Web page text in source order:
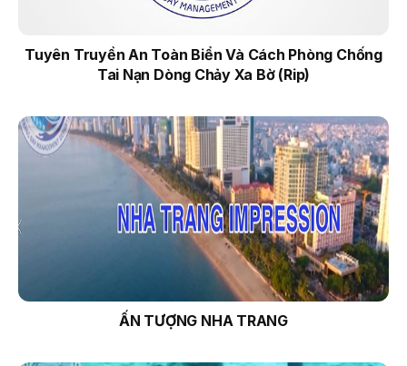
Tuyên Truyền An Toàn Biển Và Cách Phòng Chống
Tai Nạn Dòng Chảy Xa Bờ (Rip)
ẤN TƯỢNG NHA TRANG